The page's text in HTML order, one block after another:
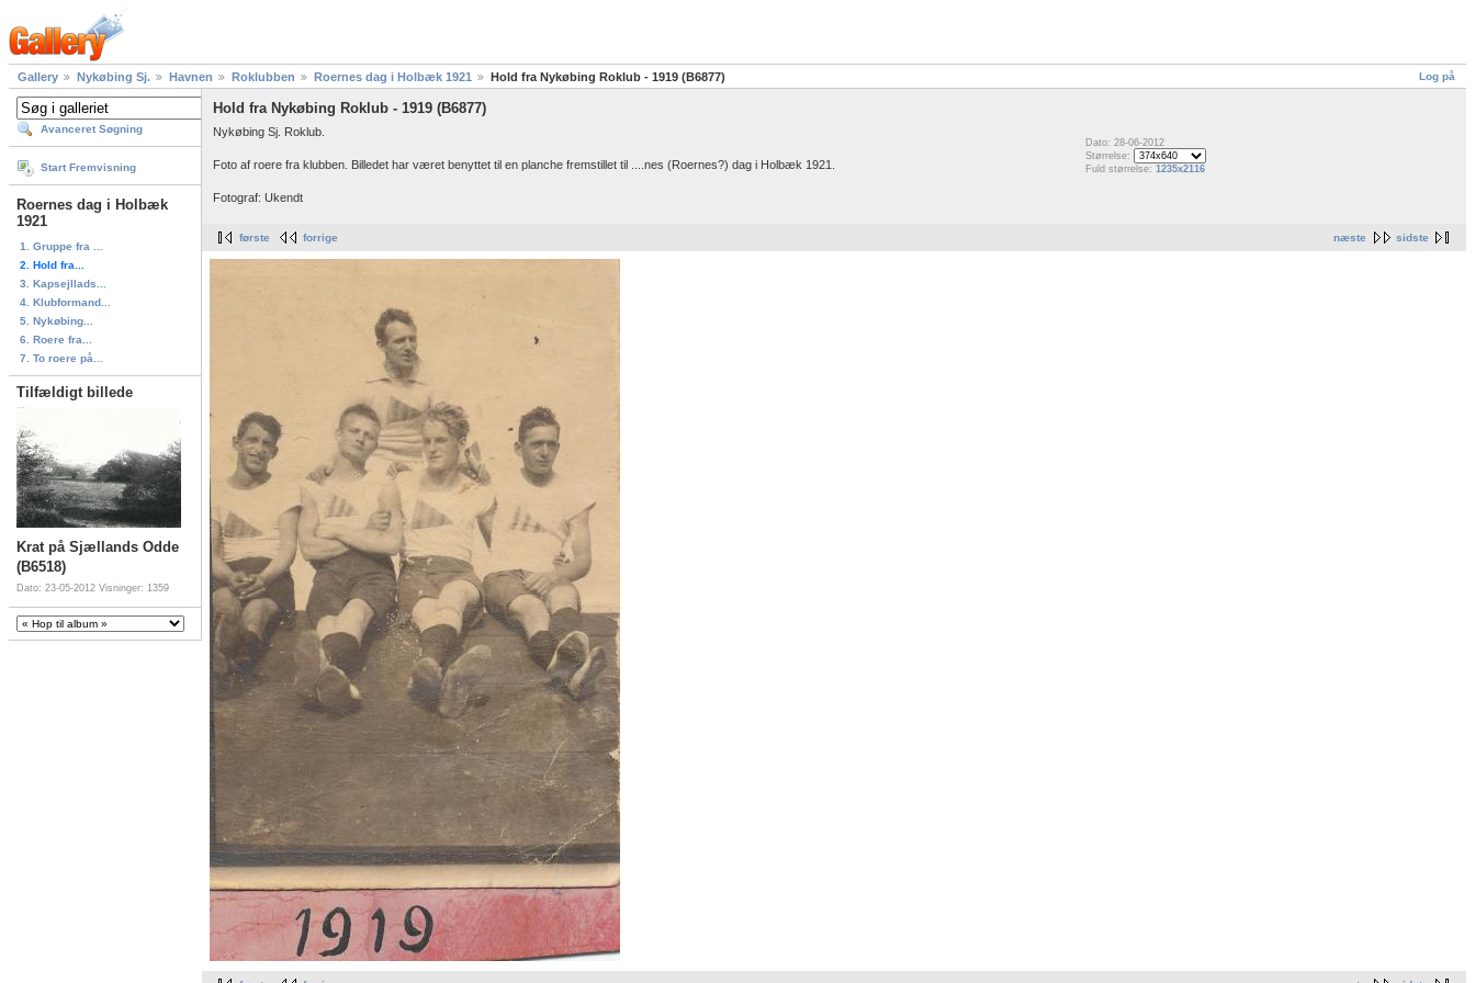
Log på
Gallery Nykøbing Sj. Havnen Roklubben Roernes dag i Holbæk 1921 Hold fra Nykøbing Roklub - 1919 (B6877)
Avanceret Søgning
Start Fremvisning
Roernes dag i Holbæk
1921
1. Gruppe fra ...
2. Hold fra...
3. Kapsejllads...
4. Klubformand...
5. Nykøbing...
6. Roere fra...
7. To roere på...
Tilfældigt billede
Krat på Sjællands Odde
(B6518)
Dato: 23-05-2012 Visninger: 1359
Hold fra Nykøbing Roklub - 1919 (B6877)
Nykøbing Sj. Roklub.
Foto af roere fra klubben. Billedet har været benyttet til en planche fremstillet til ....nes (Roernes?) dag i Holbæk 1921.
Fotograf: Ukendt
Dato: 28-06-2012
Størrelse:
Fuld størrelse: 1235x2116
næste sidste
første forrige